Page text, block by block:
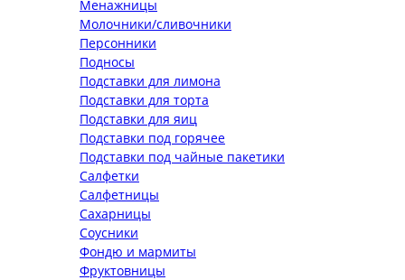
Менажницы
Молочники/сливочники
Персонники
Подносы
Подставки для лимона
Подставки для торта
Подставки для яиц
Подставки под горячее
Подставки под чайные пакетики
Салфетки
Салфетницы
Сахарницы
Соусники
Фондю и мармиты
Фруктовницы